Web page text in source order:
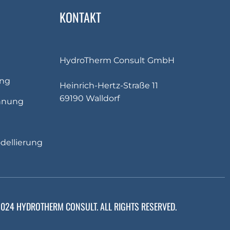
KONTAKT
HydroTherm Consult GmbH
Heinrich-Hertz-Straße 11
69190 Walldorf
HYDROTHERM CONSULT. ALL RIGHTS RESERVED.